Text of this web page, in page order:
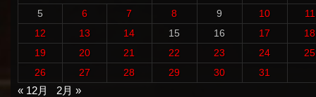
5
6 7 8 9 10
11
12
13 14 15 16 17
18
19
20 21 22 23 24
25
26
27 28 29 30
31
« 12月
2月 »